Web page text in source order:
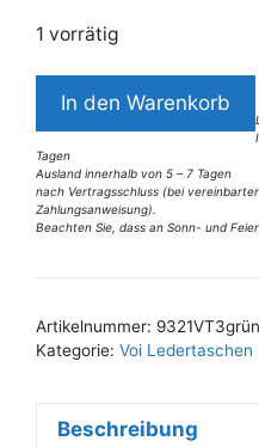
1 vorrätig
9321VT3
Crossovertasche
leaf-
grün
Menge
In den Warenkorb
Tagen
Ausland innerhalb von 5 – 7 Tagen
nach Vertragsschluss (bei
Zahlungsanweisung).
Beachten Sie, dass an Sonn- und
l
e
Artikelnummer: 9321VT3grün
Kategorie: Voi Ledertaschen
Beschreibung